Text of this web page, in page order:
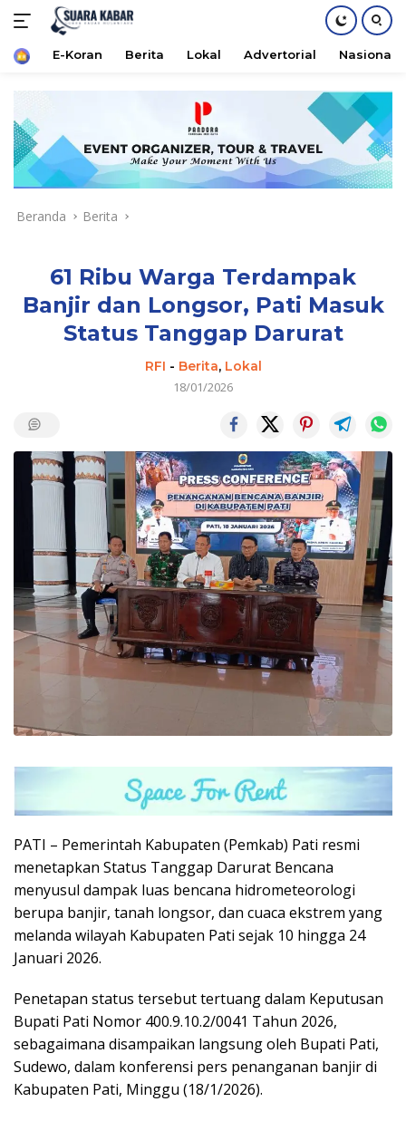
konten
HomeE-Koran Berita Lokal Advertorial Nasional
Beranda Berita
61 Ribu Warga Terdampak
Banjir dan Longsor, Pati Masuk
Status Tanggap Darurat
RFI - Berita, Lokal
18/01/2026
PATI – Pemerintah Kabupaten (Pemkab) Pati resmi
menetapkan Status Tanggap Darurat Bencana
menyusul dampak luas bencana hidrometeorologi
berupa banjir, tanah longsor, dan cuaca ekstrem yang
melanda wilayah Kabupaten Pati sejak 10 hingga 24
Januari 2026.
Penetapan status tersebut tertuang dalam Keputusan
Bupati Pati Nomor 400.9.10.2/0041 Tahun 2026,
sebagaimana disampaikan langsung oleh Bupati Pati,
Sudewo, dalam konferensi pers penanganan banjir di
Kabupaten Pati, Minggu (18/1/2026).